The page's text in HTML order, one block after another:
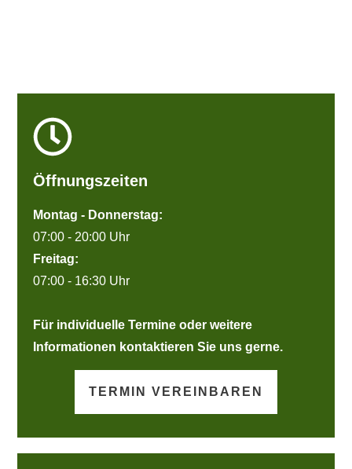
Öffnungszeiten
Montag - Donnerstag:
07:00 - 20:00 Uhr
Freitag:
07:00 - 16:30 Uhr
Für individuelle Termine oder weitere
Informationen kontaktieren Sie uns gerne.
TERMIN VEREINBAREN